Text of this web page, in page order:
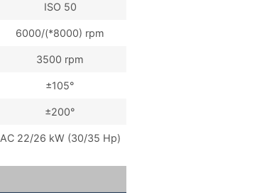
ISO 50
6000/(*8000) rpm
3500 rpm
±105°
±200°
AC 22/26 kW (30/35 Hp)